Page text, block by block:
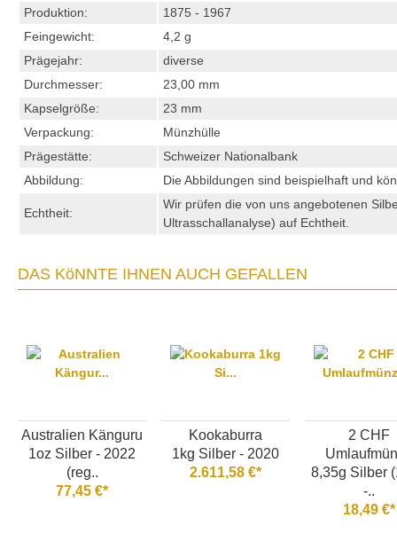
Produktion:
1875 - 1967
Feingewicht:
4,2 g
Prägejahr:
diverse
Durchmesser:
23,00 mm
Kapselgröße:
23 mm
Verpackung:
Münzhülle
Prägestätte:
Schweizer Nationalbank
Abbildung:
Die Abbildungen sind beispielhaft und
Echtheit:
Wir prüfen die von uns angebotenen
Ultrasschallanalyse) auf Echtheit.
DAS KöNNTE IHNEN AUCH GEFALLEN
Australien Känguru
1oz Silber - 2022
(reg..
77,45 €*
Kookaburra
1kg Silber - 2020
2.611,58 €*
2 CHF
8,35g Silber
-..
18,49 €*